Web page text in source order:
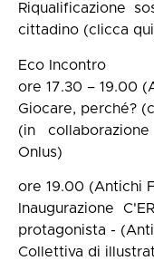
Riqualificazione
cittadino (clicca
Eco Incontro
ore 17.30 – 19.00
Giocare, perché?
(in
Onlus)
ore 19.00 (Antichi
Inaugurazione
protagonista -
Collettiva di